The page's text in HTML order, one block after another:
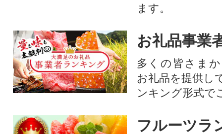
ます。
お礼品事業
多くの皆さま
お礼品を提供し
ンキング形式で
フルーツラ